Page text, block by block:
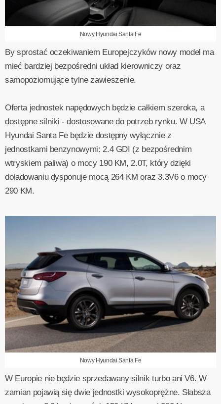
Nowy Hyundai Santa Fe
By sprostać oczekiwaniem Europejczyków nowy model ma
mieć bardziej bezpośredni układ kierowniczy oraz
samopoziomujące tylne zawieszenie.
Oferta jednostek napędowych będzie całkiem szeroka, a
dostępne silniki - dostosowane do potrzeb rynku. W USA
Hyundai Santa Fe będzie dostępny wyłącznie z
jednostkami benzynowymi: 2.4 GDI (z bezpośrednim
wtryskiem paliwa) o mocy 190 KM, 2.0T, który dzięki
doładowaniu dysponuje mocą 264 KM oraz 3.3V6 o mocy
290 KM.
Nowy Hyundai Santa Fe
W Europie nie będzie sprzedawany silnik turbo ani V6. W
zamian pojawią się dwie jednostki wysokoprężne. Słabsza